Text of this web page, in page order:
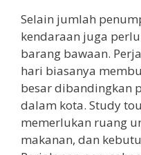
Selain jumlah
kendaraan juga
barang bawaan.
hari biasanya
besar dibandingkan
dalam kota. Study
memerlukan ruang
makanan, dan